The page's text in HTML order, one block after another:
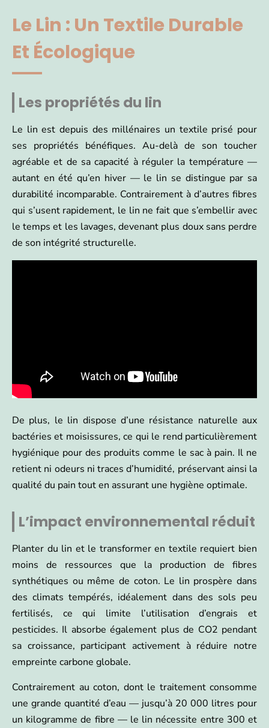
Le Lin : Un Textile Durable
Et Écologique
Les propriétés du lin
Le lin est depuis des millénaires un textile prisé pour
ses propriétés bénéfiques. Au-delà de son toucher
agréable et de sa capacité à réguler la température —
autant en été qu’en hiver — le lin se distingue par sa
durabilité incomparable. Contrairement à d’autres fibres
qui s’usent rapidement, le lin ne fait que s’embellir avec
le temps et les lavages, devenant plus doux sans perdre
de son intégrité structurelle.
De plus, le lin dispose d’une résistance naturelle aux
bactéries et moisissures, ce qui le rend particulièrement
hygiénique pour des produits comme le sac à pain. Il ne
retient ni odeurs ni traces d’humidité, préservant ainsi la
qualité du pain tout en assurant une hygiène optimale.
L’impact environnemental réduit
Planter du lin et le transformer en textile requiert bien
moins de ressources que la production de fibres
synthétiques ou même de coton. Le lin prospère dans
des climats tempérés, idéalement dans des sols peu
fertilisés, ce qui limite l’utilisation d’engrais et
pesticides. Il absorbe également plus de CO2 pendant
sa croissance, participant activement à réduire notre
empreinte carbone globale.
Contrairement au coton, dont le traitement consomme
une grande quantité d’eau — jusqu’à 20 000 litres pour
un kilogramme de fibre — le lin nécessite entre 300 et